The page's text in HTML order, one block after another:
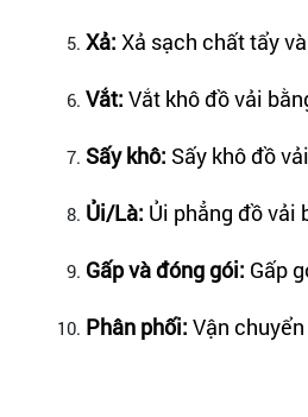
Xả: Xả sạch chất tẩy
Vắt: Vắt khô đồ vải
Sấy khô: Sấy khô đồ
Ủi/Là: Ủi phẳng đồ vải
Gấp và đóng gói: Gấp
Phân phối: Vận